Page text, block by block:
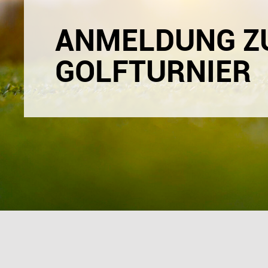
ANMELDUNG
GOLFTURNIER